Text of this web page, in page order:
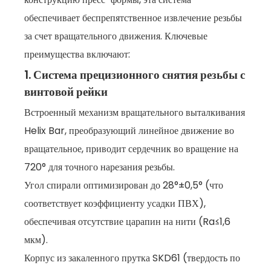
обеспечивает беспрепятственное извлечение резьбы
за счет вращательного движения. Ключевые
преимущества включают:
1. Система прецизионного снятия резьбы с
винтовой рейки
Встроенный механизм вращательного выталкивания
Helix Bar, преобразующий линейное движение во
вращательное, приводит сердечник во вращение на
720° для точного нарезания резьбы.
Угол спирали оптимизирован до 28°±0,5° (что
соответствует коэффициенту усадки ПВХ),
обеспечивая отсутствие царапин на нити (Ra≤1,6
мкм).
Корпус из закаленного прутка SKD61 (твердость по